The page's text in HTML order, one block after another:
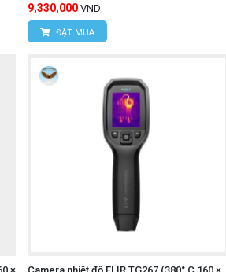
9,330,000 VND
ĐẶT MUA